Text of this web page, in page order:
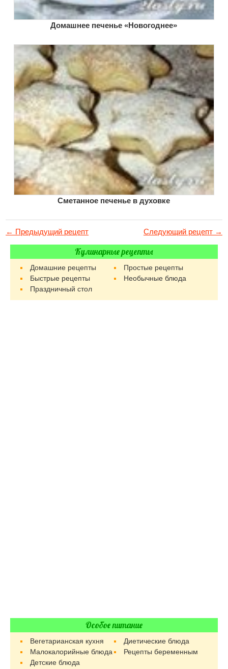
Домашнее печенье «Новогоднее»
Сметанное печенье в духовке
← Предыдущий рецепт Следующий рецепт →
Кулинарные рецепты
Домашние рецепты
Простые рецепты
Быстрые рецепты
Необычные блюда
Праздничный стол
Особое питание
Вегетарианская кухня
Диетические блюда
Малокалорийные блюда
Рецепты беременным
Детские блюда